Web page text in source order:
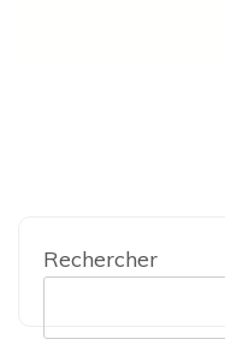
Rechercher